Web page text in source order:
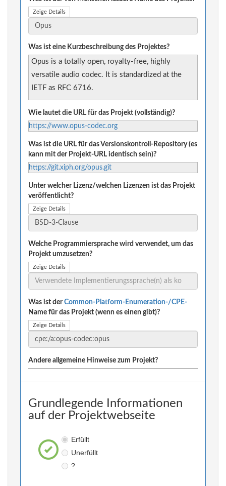
Zeige Details
Was ist eine Kurzbeschreibung des Projektes?
Opus is a totally open, royalty-free, highly
versatile audio codec. It is standardized at the
IETF as RFC 6716.
Wie lautet die URL für das Projekt (vollständig)?
https://www.opus-codec.org
Was ist die URL für das Versionskontroll-Repository (es
kann mit der Projekt-URL identisch sein)?
https://git.xiph.org/opus.git
Unter welcher Lizenz/welchen Lizenzen ist das Projekt
veröffentlicht?
Zeige Details
Welche Programmiersprache wird verwendet, um das
Projekt umzusetzen?
Zeige Details
Was ist derCommon-Platform-Enumeration-/CPE-
Name für das Projekt (wenn es einen gibt)?
Zeige Details
Andere allgemeine Hinweise zum Projekt?
Grundlegende Informationen
auf der Projektwebseite
Erfüllt
Unerfüllt
?